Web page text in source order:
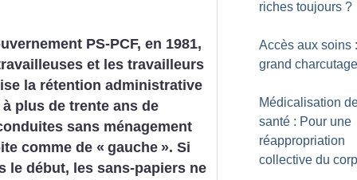
PS-PCF, en 1981,
et les travailleurs
la rétention administrative
plus de trente ans de
sans ménagement
comme de « gauche ». Si
le début, les sans-papiers ne
riches toujours ?
Accès aux soins
grand charcutage
Médicalisation
santé : Pour une
réappropriation
collective du